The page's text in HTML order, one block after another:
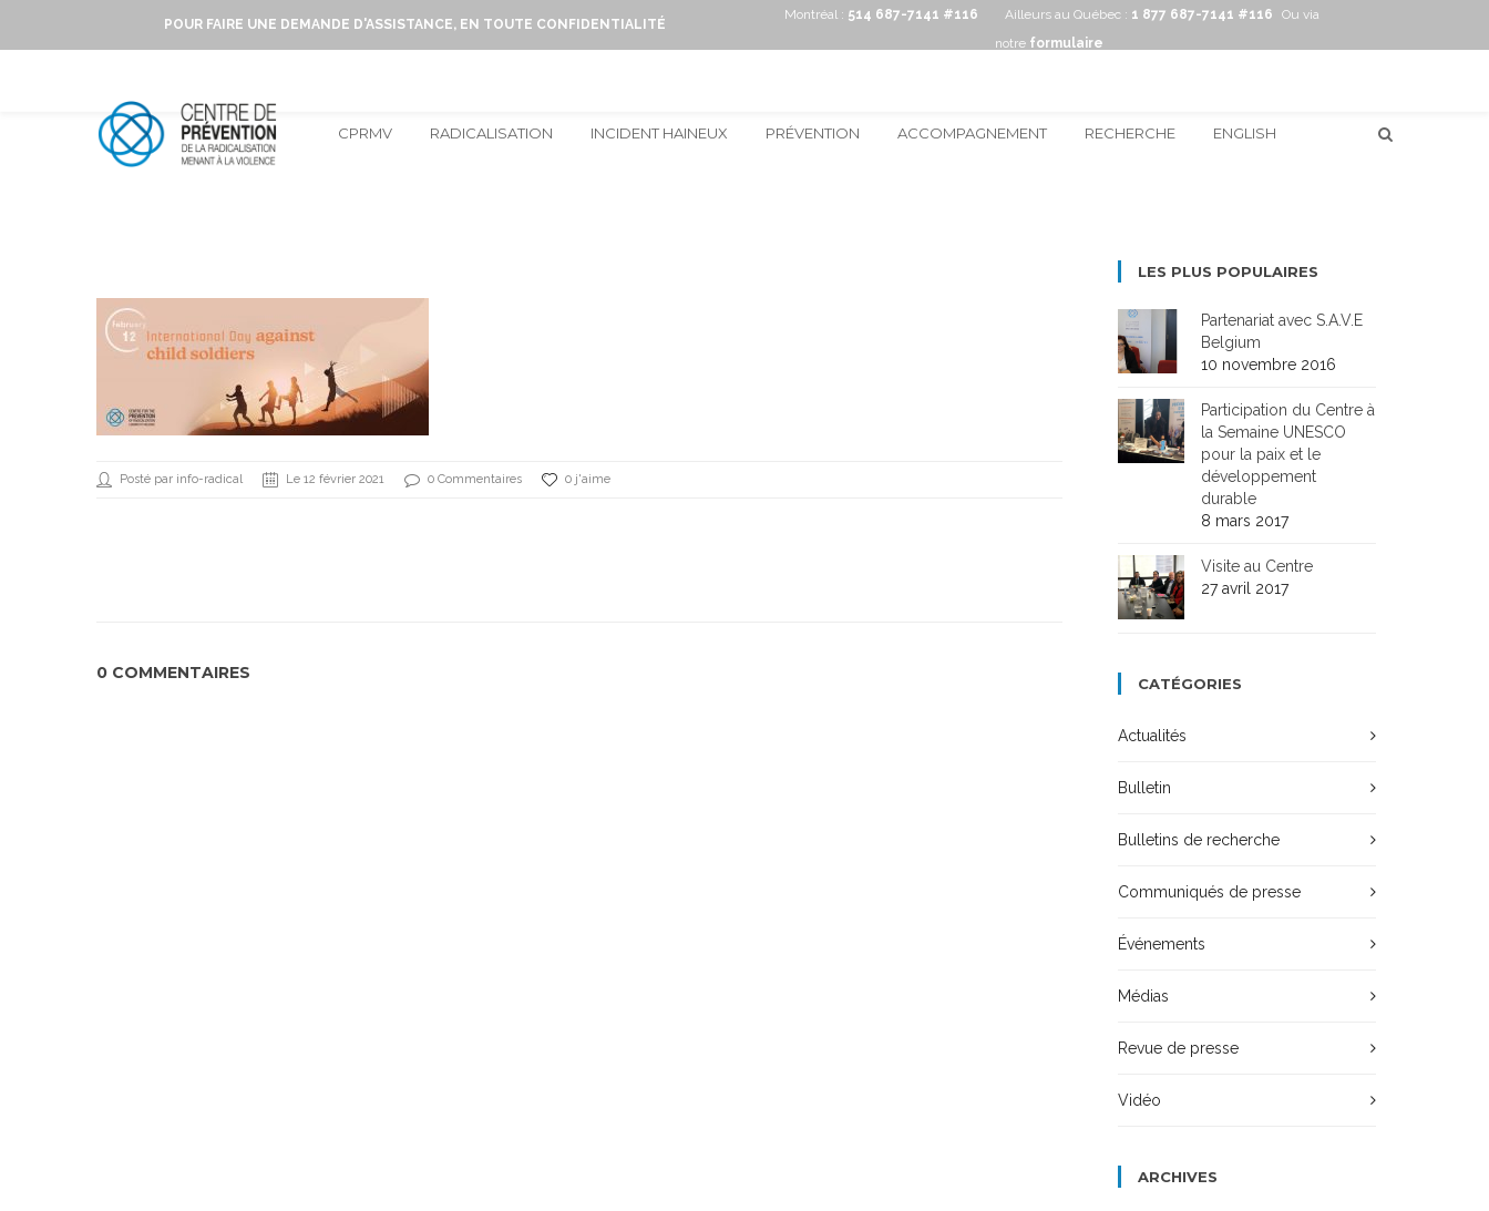
POUR FAIRE UNE DEMANDE D'ASSISTANCE, EN TOUTE CONFIDENTIALITÉ
Montréal : 514 687-7141 #116 Ailleurs au Québec : 1 877 687-7141 #116
Ou via
notre formulaire
CPRMV RADICALISATION INCIDENT HAINEUX PRÉVENTION ACCOMPAGNEMENT RECHERCHE ENGLISH
Posté par info-radical Le 12 février 2021 0 Commentaires 0 j'aime
0 COMMENTAIRES
LES PLUS POPULAIRES
Partenariat avec S.A.V.E
Belgium
10 novembre 2016
Participation du Centre à
la Semaine UNESCO
pour la paix et le
développement
durable
8 mars 2017
Visite au Centre
27 avril 2017
CATÉGORIES
Actualités
Bulletin
Bulletins de recherche
Communiqués de presse
Événements
Médias
Revue de presse
Vidéo
ARCHIVES